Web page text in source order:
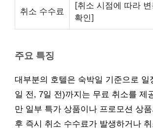
취소 수수료
[취소 시점에 따라
확인]
주요 특징
대부분의 호텔은 숙박일 기준으로 일
일 전, 7일 전)까지는 무료 취소를 제
만 일부 특가 상품이나 프로모션 상
후 즉시 취소 수수료가 발생하거나